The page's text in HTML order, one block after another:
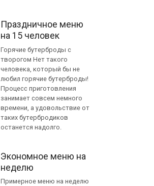
Праздничное меню
на 15 человек
Горячие бутерброды с
творогом Нет такого
человека, который бы не
любил горячие бутерброды!
Процесс приготовления
занимает совсем немного
времени, а удовольствие от
таких бутербродиков
останется надолго.
Экономное меню на
неделю
Примерное меню на неделю